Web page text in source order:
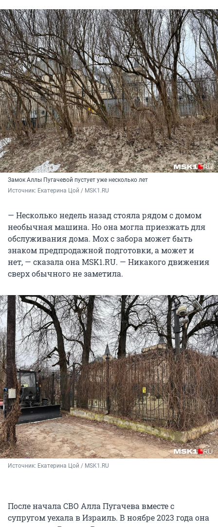
Замок Аллы Пугачевой пустует уже несколько лет
Источник: Екатерина Цой / MSK1.RU
— Несколько недель назад стояла рядом с домом
необычная машина. Но она могла приезжать для
обслуживания дома. Мох с забора может быть
знаком предпродажной подготовки, а может и
нет, — сказала она MSK1.RU. — Никакого движения
сверх обычного не заметила.
Источник: Екатерина Цой / MSK1.RU
После начала СВО Алла Пугачева вместе с
супругом уехала в Израиль. В ноябре 2023 года она